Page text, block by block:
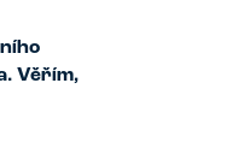
Věřím,